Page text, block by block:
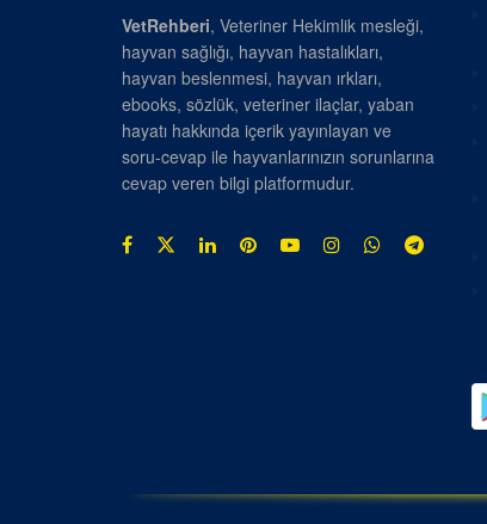
VetRehberi, Veteriner Hekimlik mesleği,
hayvan sağlığı, hayvan hastalıkları,
hayvan beslenmesi, hayvan ırkları,
ebooks, sözlük, veteriner ilaçlar, yaban
hayatı hakkında içerik yayınlayan ve
soru-cevap ile hayvanlarınızın sorunlarına
cevap veren bilgi platformudur.